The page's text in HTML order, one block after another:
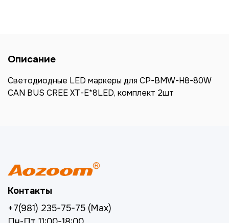
Описание
Светодиодные LED маркеры для CP-BMW-H8-80W
CAN BUS CREE XT-E*8LED, комплект 2шт
Контакты
+7(981) 235-75-75 (Max)